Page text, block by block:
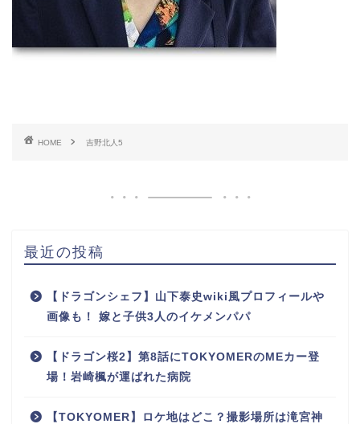
HOME 吉野北人5
最近の投稿
【ドラゴンシェフ】山下泰史wiki風プロフィールや
画像も！ 嫁と子供3人のイケメンパパ
【ドラゴン桜2】第8話にTOKYOMERのMEカー登
場！岩崎楓が運ばれた病院
【TOKYOMER】ロケ地はどこ？撮影場所は滝宮神